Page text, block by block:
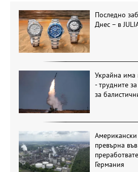
Последно
Днес – в
Украйна има
- трудните
за
превърна
Германия